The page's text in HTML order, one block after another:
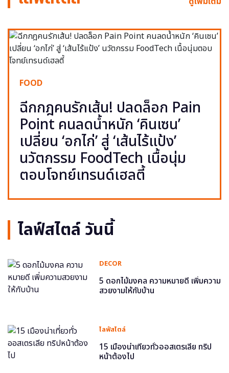
FOOD
ฉีกกฎคนรักเส้น! ปลดล็อก Pain
Point คนลดน้ำหนัก ‘คินเซน’
เปลี่ยน ‘อกไก่’ สู่ ‘เส้นไร้แป้ง’
นวัตกรรม FoodTech เนื้อนุ่ม
ตอบโจทย์เทรนด์เฮลตี้
ไลฟ์สไตล์ วันนี้
DECOR
5 ดอกไม้มงคล ความหมายดี เพิ่มความ
สวยงามให้กับบ้าน
ไลฟ์สไตล์
15 เมืองน่าเที่ยวทั่วออสเตรเลีย ทริป
หน้าต้องไป